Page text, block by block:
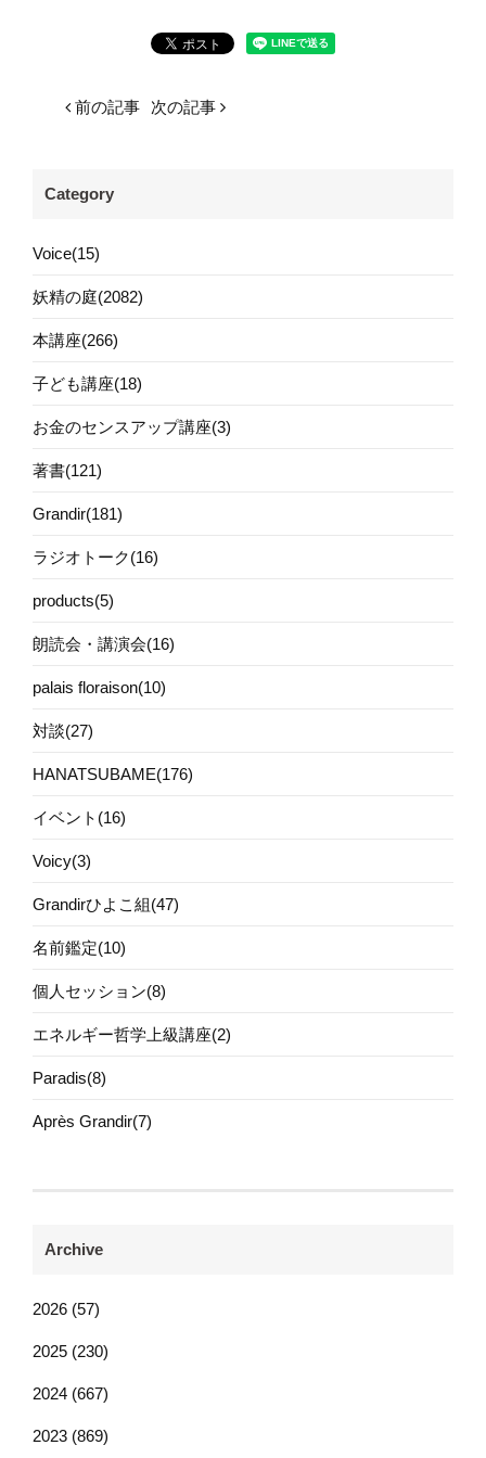
前の記事 次の記事
Category
Voice(15)
妖精の庭(2082)
本講座(266)
子ども講座(18)
お金のセンスアップ講座(3)
著書(121)
Grandir(181)
ラジオトーク(16)
products(5)
朗読会・講演会(16)
palais floraison(10)
対談(27)
HANATSUBAME(176)
イベント(16)
Voicy(3)
Grandirひよこ組(47)
名前鑑定(10)
個人セッション(8)
エネルギー哲学上級講座(2)
Paradis(8)
Après Grandir(7)
Archive
2026 (57)
2025 (230)
2024 (667)
2023 (869)